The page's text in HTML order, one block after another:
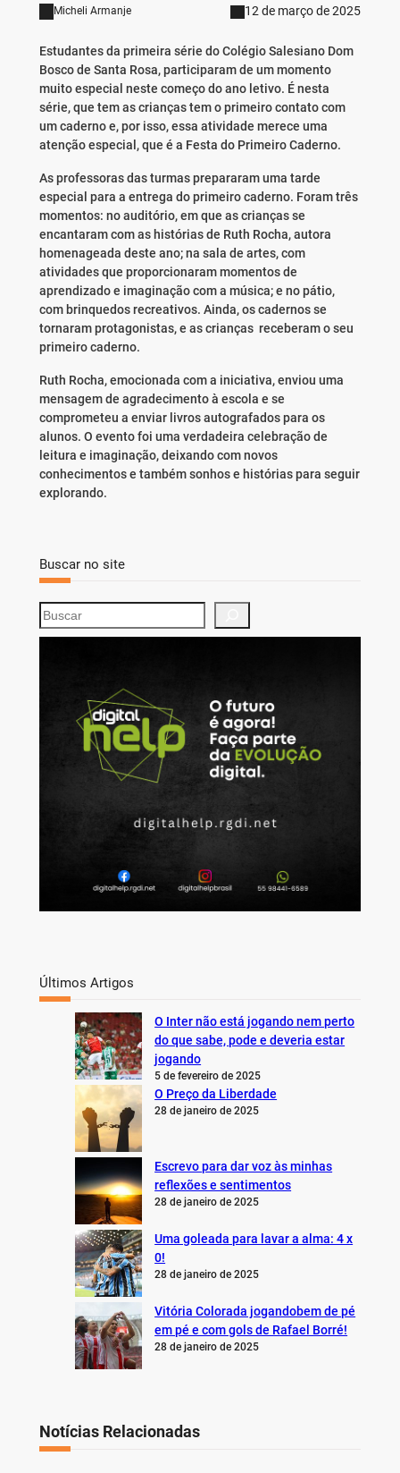
Micheli Armanje 12 de março de 2025
Estudantes da primeira série do Colégio Salesiano Dom
Bosco de Santa Rosa, participaram de um momento
muito especial neste começo do ano letivo. É nesta
série, que tem as crianças tem o primeiro contato com
um caderno e, por isso, essa atividade merece uma
atenção especial, que é a Festa do Primeiro Caderno.
As professoras das turmas prepararam uma tarde
especial para a entrega do primeiro caderno. Foram três
momentos: no auditório, em que as crianças se
encantaram com as histórias de Ruth Rocha, autora
homenageada deste ano; na sala de artes, com
atividades que proporcionaram momentos de
aprendizado e imaginação com a música; e no pátio,
com brinquedos recreativos. Ainda, os cadernos se
tornaram protagonistas, e as crianças receberam o seu
primeiro caderno.
Ruth Rocha, emocionada com a iniciativa, enviou uma
mensagem de agradecimento à escola e se
comprometeu a enviar livros autografados para os
alunos. O evento foi uma verdadeira celebração de
leitura e imaginação, deixando com novos
conhecimentos e também sonhos e histórias para seguir
explorando.
Buscar no site
S
e
Últimos Artigos
O Inter não está jogando nem perto
do que sabe, pode e deveria estar
jogando
5 de fevereiro de 2025
O Preço da Liberdade
28 de janeiro de 2025
Escrevo para dar voz às minhas
reflexões e sentimentos
28 de janeiro de 2025
Uma goleada para lavar a alma: 4 x
0!
28 de janeiro de 2025
Vitória Colorada jogandobem de pé
em pé e com gols de Rafael Borré!
28 de janeiro de 2025
Notícias Relacionadas